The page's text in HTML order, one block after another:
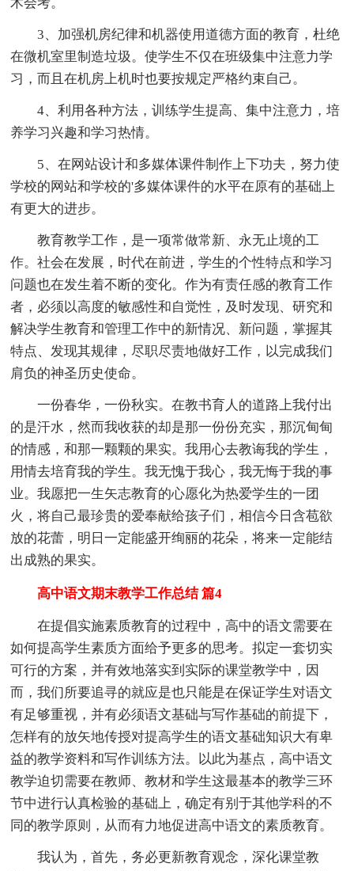
术会考。
3、加强机房纪律和机器使用道德方面的教育，杜绝
在微机室里制造垃圾。使学生不仅在班级集中注意力学
习，而且在机房上机时也要按规定严格约束自己。
4、利用各种方法，训练学生提高、集中注意力，培
养学习兴趣和学习热情。
5、在网站设计和多媒体课件制作上下功夫，努力使
学校的网站和学校的'多媒体课件的水平在原有的基础上
有更大的进步。
教育教学工作，是一项常做常新、永无止境的工
作。社会在发展，时代在前进，学生的个性特点和学习
问题也在发生着不断的变化。作为有责任感的教育工作
者，必须以高度的敏感性和自觉性，及时发现、研究和
解决学生教育和管理工作中的新情况、新问题，掌握其
特点、发现其规律，尽职尽责地做好工作，以完成我们
肩负的神圣历史使命。
一份春华，一份秋实。在教书育人的道路上我付出
的是汗水，然而我收获的却是那一份份充实，那沉甸甸
的情感，和那一颗颗的果实。我用心去教诲我的学生，
用情去培育我的学生。我无愧于我心，我无悔于我的事
业。我愿把一生矢志教育的心愿化为热爱学生的一团
火，将自己最珍贵的爱奉献给孩子们，相信今日含苞欲
放的花蕾，明日一定能盛开绚丽的花朵，将来一定能结
出成熟的果实。
高中语文期末教学工作总结 篇4
在提倡实施素质教育的过程中，高中的语文需要在
如何提高学生素质方面给予更多的思考。拟定一套切实
可行的方案，并有效地落实到实际的课堂教学中，因
而，我们所要追寻的就应是也只能是在保证学生对语文
有足够重视，并有必须语文基础与写作基础的前提下，
怎样有的放矢地传授对提高学生的语文基础知识大有卑
益的教学资料和写作训练方法。以此为基点，高中语文
教学迫切需要在教师、教材和学生这最基本的教学三环
节中进行认真检验的基础上，确定有别于其他学科的不
同的教学原则，从而有力地促进高中语文的素质教育。
我认为，首先，务必更新教育观念，深化课堂教